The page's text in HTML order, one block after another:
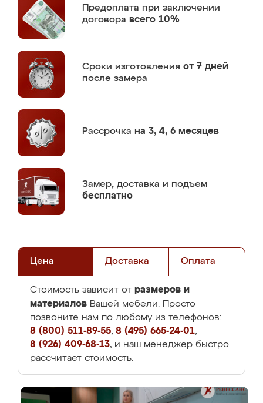
Предоплата при заключении
договора всего 10%
Сроки изготовления от 7 дней
после замера
Рассрочка на 3, 4, 6 месяцев
Замер, доставка и подъем
бесплатно
Цена Доставка Оплата
Стоимость зависит от размеров и
материалов Вашей мебели. Просто
позвоните нам по любому из телефонов:
8 (800) 511-89-55, 8 (495) 665-24-01,
8 (926) 409-68-13, и наш менеджер быстро
рассчитает стоимость.